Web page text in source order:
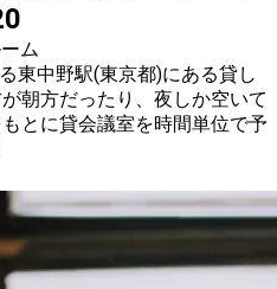
ム
東中野駅(東京都)にある貸し
朝方だったり、夜しか空いて
とに貸会議室を時間単位で予